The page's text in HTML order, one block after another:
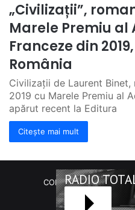
„Civilizații”,
Marele Premiu al
Franceze din
România
Civilizații de Laurent
2019 cu Marele Premiu al
apărut recent la Editura
Citește mai mult
COPYRIGHT Radio
RADIO